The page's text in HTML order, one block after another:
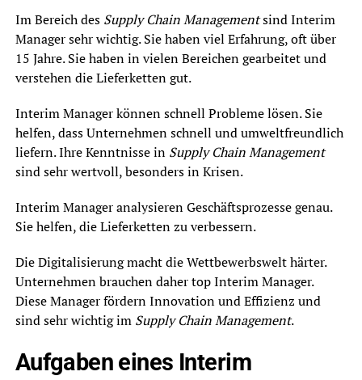
Im Bereich des Supply Chain Managementsind Interim
Manager sehr wichtig. Sie haben viel Erfahrung, oft über
15 Jahre. Sie haben in vielen Bereichen gearbeitet und
verstehen die Lieferketten gut.
Interim Manager können schnell Probleme lösen. Sie
helfen, dass Unternehmen schnell und umweltfreundlich
liefern. Ihre Kenntnisse in Supply Chain Management
sind sehr wertvoll, besonders in Krisen.
Interim Manager analysieren Geschäftsprozesse genau.
Sie helfen, die Lieferketten zu verbessern.
Die Digitalisierung macht die Wettbewerbswelt härter.
Unternehmen brauchen daher top Interim Manager.
Diese Manager fördern Innovation und Effizienz und
sind sehr wichtig im Supply Chain Management.
Aufgaben eines Interim